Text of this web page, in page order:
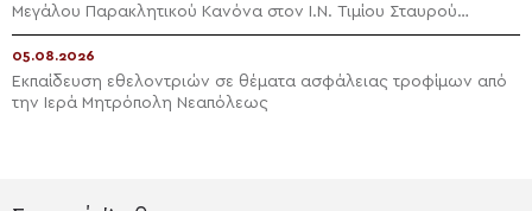
Μεγάλου Παρακλητικού Κανόνα στον Ι.Ν. Τιμίου Σταυρού
Διαλογής
05.08.2026
Εκπαίδευση εθελοντριών σε θέματα ασφάλειας τροφίμων από
την Ιερά Μητρόπολη Νεαπόλεως